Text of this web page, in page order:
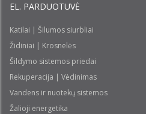
EL. PARDUOTUVĖ
Katilai | Šilumos siurbliai
Židiniai | Krosnelės
Šildymo sistemos priedai
Rekuperacija | Vėdinimas
Vandens ir nuotekų sistemos
Žalioji energetika